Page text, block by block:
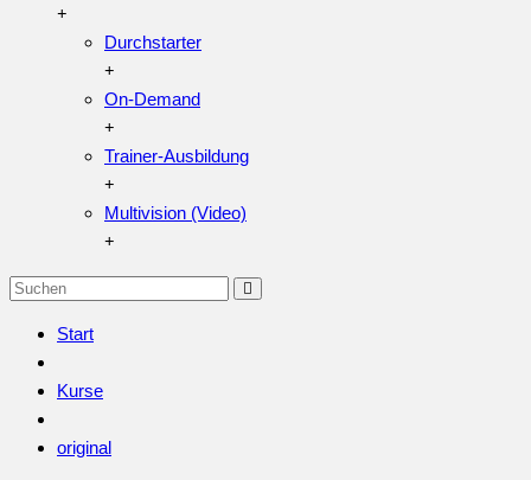
Durchstarter
On-Demand
Trainer-Ausbildung
Multivision (Video)
Start
Kurse
original